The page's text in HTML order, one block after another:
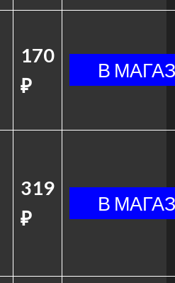
170
₽
319
₽